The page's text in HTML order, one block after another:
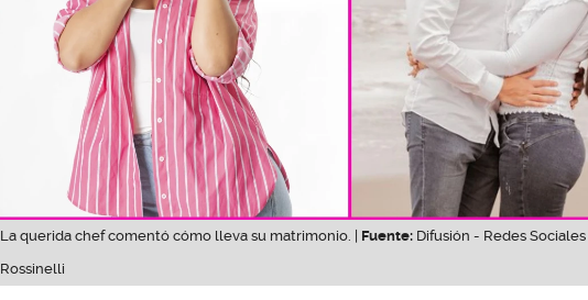
La querida chef comentó cómo lleva su matrimonio. | Fuente: Difusión - Redes
Rossinelli